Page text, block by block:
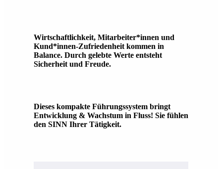
Wirtschaftlichkeit, Mitarbeiter*innen und
Kund*innen-Zufriedenheit kommen in
Balance. Durch gelebte Werte entsteht
Sicherheit und Freude.
Dieses kompakte Führungssystem bringt
Entwicklung & Wachstum in Fluss! Sie fühlen
den SINN Ihrer Tätigkeit.